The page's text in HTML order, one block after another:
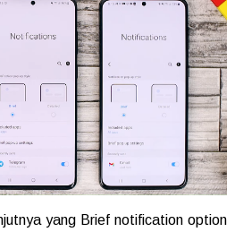
yang Brief notification option